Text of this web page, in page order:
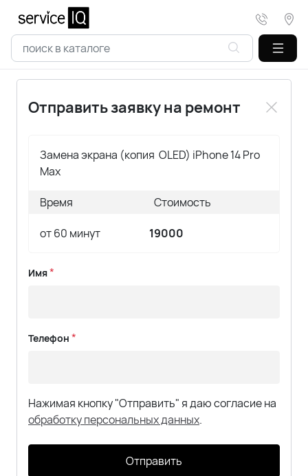
Отправить заявку на ремонт
Время Стоимость
Имя*
Телефон *
Нажимая кнопку "Отправить" я даю согласие на
обработку персональных данных.
Отправить